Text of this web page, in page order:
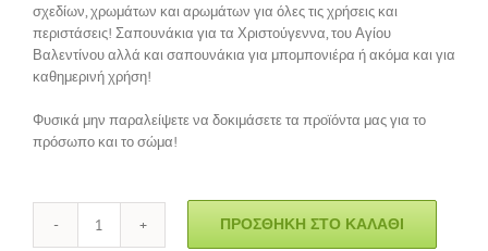
σχεδίων, χρωμάτων και αρωμάτων για όλες τις χρήσεις και
περιστάσεις! Σαπουνάκια για τα Χριστούγεννα, του Αγίου
Βαλεντίνου αλλά και σαπουνάκια για μπομπονιέρα ή ακόμα και για
καθημερινή χρήση!
Φυσικά μην παραλείψετε να δοκιμάσετε τα προϊόντα μας για το
πρόσωπο και το σώμα!
Σαπούνι
ΠΡΟΣΘΉΚΗ ΣΤΟ ΚΑΛΆΘΙ